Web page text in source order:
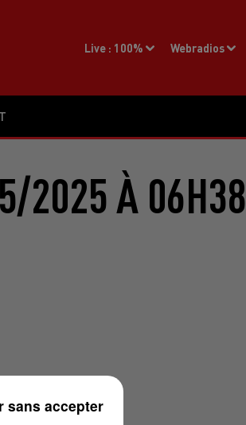
Live : 100% Webradios
2025 À 06H38
sans accepter